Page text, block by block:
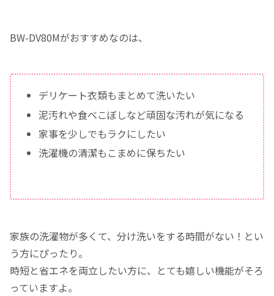
BW-DV80Mがおすすめなのは、
デリケート衣類もまとめて洗いたい
泥汚れや食べこぼしなど頑固な汚れが気になる
家事を少しでもラクにしたい
洗濯機の清潔もこまめに保ちたい
家族の洗濯物が多くて、分け洗いをする時間がない！とい
う方にぴったり。
時短と省エネを両立したい方に、とても嬉しい機能がそろ
っていますよ。